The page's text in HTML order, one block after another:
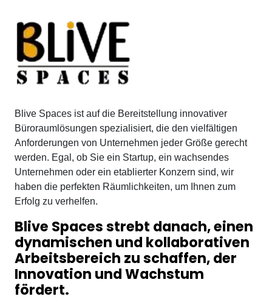
Blive Spaces ist auf die Bereitstellung innovativer
Büroraumlösungen spezialisiert, die den vielfältigen
Anforderungen von Unternehmen jeder Größe gerecht
werden. Egal, ob Sie ein Startup, ein wachsendes
Unternehmen oder ein etablierter Konzern sind, wir
haben die perfekten Räumlichkeiten, um Ihnen zum
Erfolg zu verhelfen.
Blive Spaces strebt danach, einen
dynamischen und kollaborativen
Arbeitsbereich zu schaffen, der
Innovation und Wachstum
fördert.